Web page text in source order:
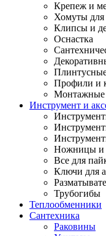
Крепеж и
Хомуты для
Клипсы и
Оснастка
Профили и
Монтажные
Инструмент и
Ножницы и
Все для
Ключи для
Трубогибы
Теплообменники
Сантехника
Раковины